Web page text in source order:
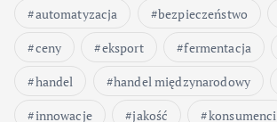
automatyzacja bezpieczeństwo
ceny
eksport fermentacja
handel
handel międzynarodowy
innowacje
jakość
konsumenci